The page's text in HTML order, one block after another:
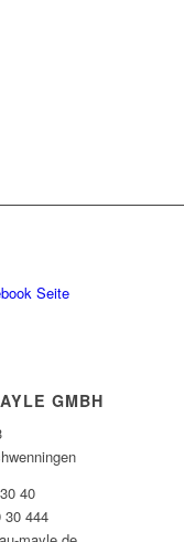
Seite
GMBH
40
30 444